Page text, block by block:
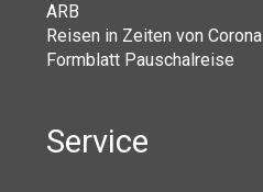
ARB
Reisen in Zeiten von Corona
Formblatt Pauschalreise
Service